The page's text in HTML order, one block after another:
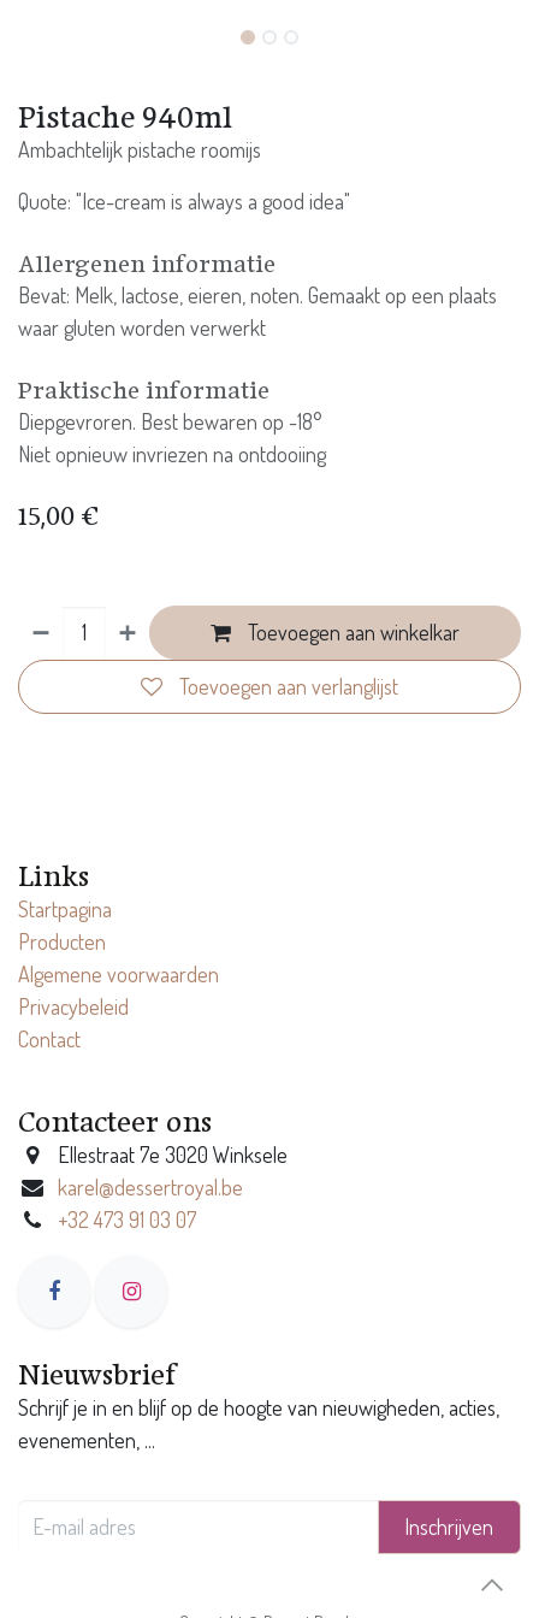
Pistache 940ml
Ambachtelijk pistache roomijs
Quote: "Ice-cream is always a good idea"
Allergenen informatie
Bevat: Melk, lactose, eieren, noten. Gemaakt op een plaats
waar gluten worden verwerkt
Praktische informatie
Diepgevroren. Best bewaren op -18°
Niet opnieuw invriezen na ontdooiing
15,00 €
Toevoegen aan winkelkar
Toevoegen aan verlanglijst
Links
Startpagina
Producten
Algemene voorwaarden
Privacybeleid
Contact
Contacteer ons
Ellestraat 7e 3020 Winksele
karel@dessertroyal.be
+32 473 91 03 07
Nieuwsbrief
Schrijf je in en blijf op de hoogte van nieuwigheden, acties,
evenementen, ...
Inschrijven